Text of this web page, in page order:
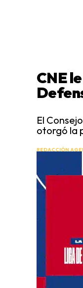
CNE
El
otorgó la
REDACCIÓN